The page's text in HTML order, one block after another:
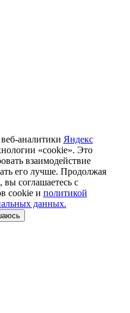
аналитики Яндекс
«cookie». Это
взаимодействие
его лучше. Продолжая
вы соглашаетесь с
cookie и политикой
данных.